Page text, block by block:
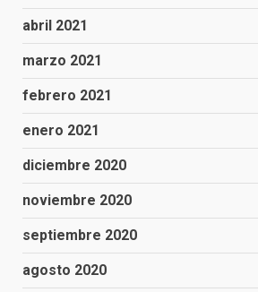
abril 2021
marzo 2021
febrero 2021
enero 2021
diciembre 2020
noviembre 2020
septiembre 2020
agosto 2020